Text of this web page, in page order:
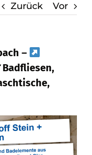
Zurück Vor
–
bei